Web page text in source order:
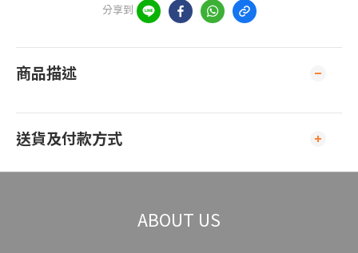
分享到
商品描述
送貨及付款方式
ABOUT US